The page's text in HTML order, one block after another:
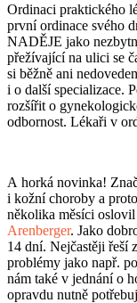
Ordinaci praktického
první ordinace svého
NADĚJE jako
přežívající na ulici se
si běžně ani
i o další specializace.
rozšířit o
odbornost. Lékaři v
A horká novinka!
i kožní choroby a
několika měsíci
Arenberger. Jako
14 dní. Nejčastěji řeší
problémy jako např.
nám také v jednání o
opravdu nutně